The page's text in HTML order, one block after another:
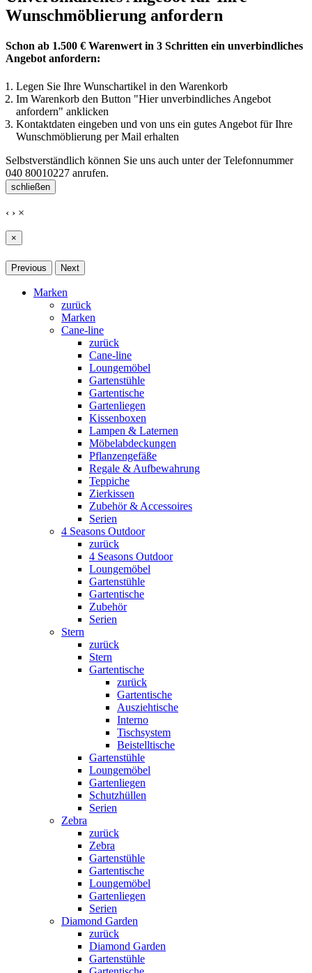
Wunschmöblierung anfordern
Schon ab 1.500 € Warenwert in 3 Schritten ein unverbindliches
Angebot anfordern:
Legen Sie Ihre Wunschartikel in den Warenkorb
Im Warenkorb den Button "Hier unverbindliches Angebot
anfordern" anklicken
Kontaktdaten eingeben und von uns ein gutes Angebot für Ihre
Wunschmöblierung per Mail erhalten
Selbstverständlich können Sie uns auch unter der Telefonnummer
040 80010227 anrufen.
schließen
‹ › ×
×
Previous Next
Marken
zurück
Marken
Cane-line
zurück
Cane-line
Loungemöbel
Gartenstühle
Gartentische
Gartenliegen
Kissenboxen
Lampen & Laternen
Möbelabdeckungen
Pflanzengefäße
Regale & Aufbewahrung
Teppiche
Zierkissen
Zubehör & Accessoires
Serien
4 Seasons Outdoor
zurück
4 Seasons Outdoor
Loungemöbel
Gartenstühle
Gartentische
Zubehör
Serien
Stern
zurück
Stern
Gartentische
zurück
Gartentische
Ausziehtische
Interno
Tischsystem
Beistelltische
Gartenstühle
Loungemöbel
Gartenliegen
Schutzhüllen
Serien
Zebra
zurück
Zebra
Gartenstühle
Gartentische
Loungemöbel
Gartenliegen
Serien
Diamond Garden
zurück
Diamond Garden
Gartenstühle